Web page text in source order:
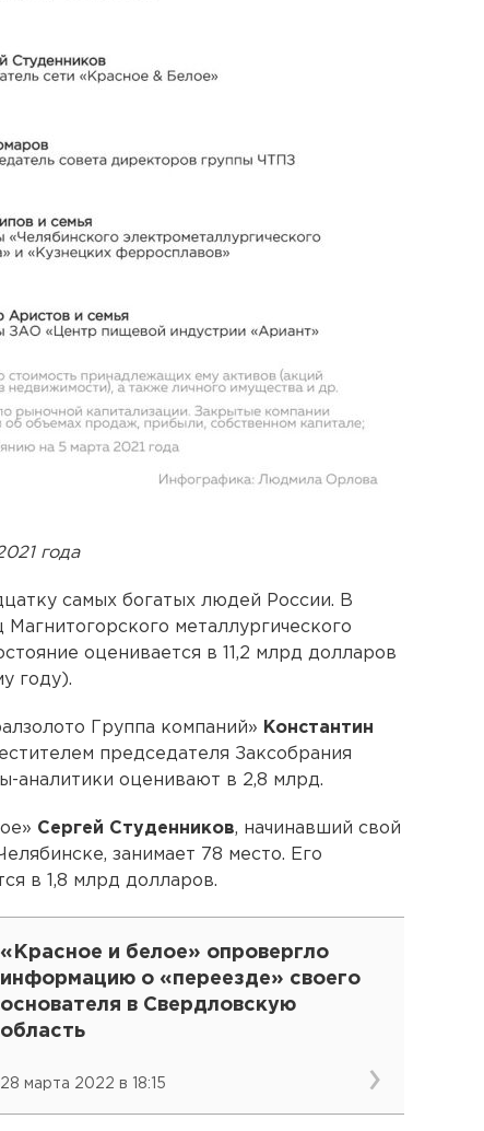
года
самых богатых людей России. В
металлургического
оценивается в 11,2 млрд долларов
году).
Группа компаний»
Константин
председателя Заксобрания
аналитики оценивают в 2,8 млрд.
Сергей Студенников, начинавший свой
занимает 78 место. Его
в 1,8 млрд долларов.
«Красное и белое» опровергло
информацию о «переезде» своего
основателя в Свердловскую
область
28 марта 2022 в 18:15